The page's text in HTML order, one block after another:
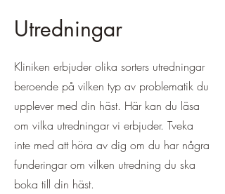
Utredningar
Kliniken erbjuder olika sorters utredningar
beroende på vilken typ av problematik du
upplever med din häst. Här kan du läsa
om vilka utredningar vi erbjuder. Tveka
inte med att höra av dig om du har några
funderingar om vilken utredning du ska
boka till din häst.